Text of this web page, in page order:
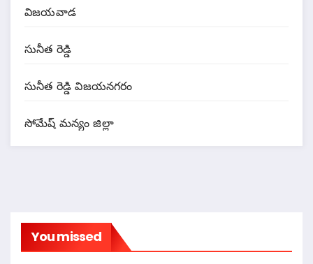
విజయవాడ
సునీత రెడ్డి
సునీత రెడ్డి విజయనగరం
సోమేష్ మన్యం జిల్లా
You missed